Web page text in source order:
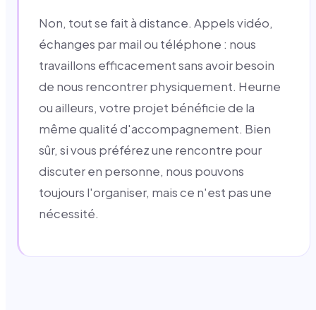
Non, tout se fait à distance. Appels vidéo,
échanges par mail ou téléphone : nous
travaillons efficacement sans avoir besoin
de nous rencontrer physiquement. Heurne
ou ailleurs, votre projet bénéficie de la
même qualité d'accompagnement. Bien
sûr, si vous préférez une rencontre pour
discuter en personne, nous pouvons
toujours l'organiser, mais ce n'est pas une
nécessité.